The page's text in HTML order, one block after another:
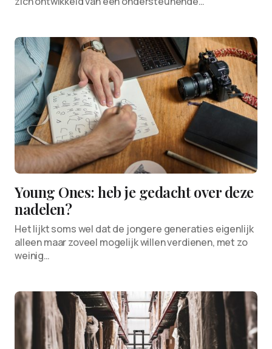
Young Ones: heb je gedacht over deze
nadelen?
Het lijkt soms wel dat de jongere generaties eigenlijk
alleen maar zoveel mogelijk willen verdienen, met zo
weinig…